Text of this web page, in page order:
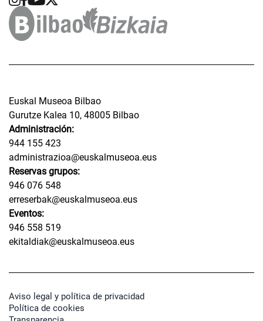
Euskal Museoa Bilbao
Gurutze Kalea 10, 48005 Bilbao
Administración:
944 155 423
administrazioa@euskalmuseoa.eus
Reservas grupos:
946 076 548
erreserbak@euskalmuseoa.eus
Eventos:
946 558 519
ekitaldiak@euskalmuseoa.eus
Aviso legal y política de privacidad
Política de cookies